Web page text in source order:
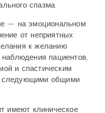
спазма.
— на эмоциональном
от неприятных
к желанию
пациентов,
и спастическим
следующими общими
имеют клиническое